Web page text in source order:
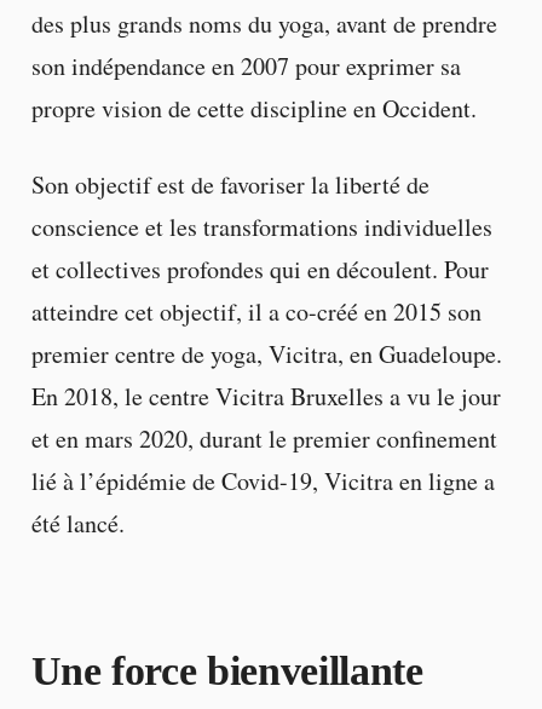
des plus grands noms du yoga, avant de prendre
son indépendance en 2007 pour exprimer sa
propre vision de cette discipline en Occident.
Son objectif est de favoriser la liberté de
conscience et les transformations individuelles
et collectives profondes qui en découlent. Pour
atteindre cet objectif, il a co-créé en 2015 son
premier centre de yoga, Vicitra, en Guadeloupe.
En 2018, le centre Vicitra Bruxelles a vu le jour
et en mars 2020, durant le premier confinement
lié à l’épidémie de Covid-19, Vicitra en ligne a
été lancé.
Une force bienveillante